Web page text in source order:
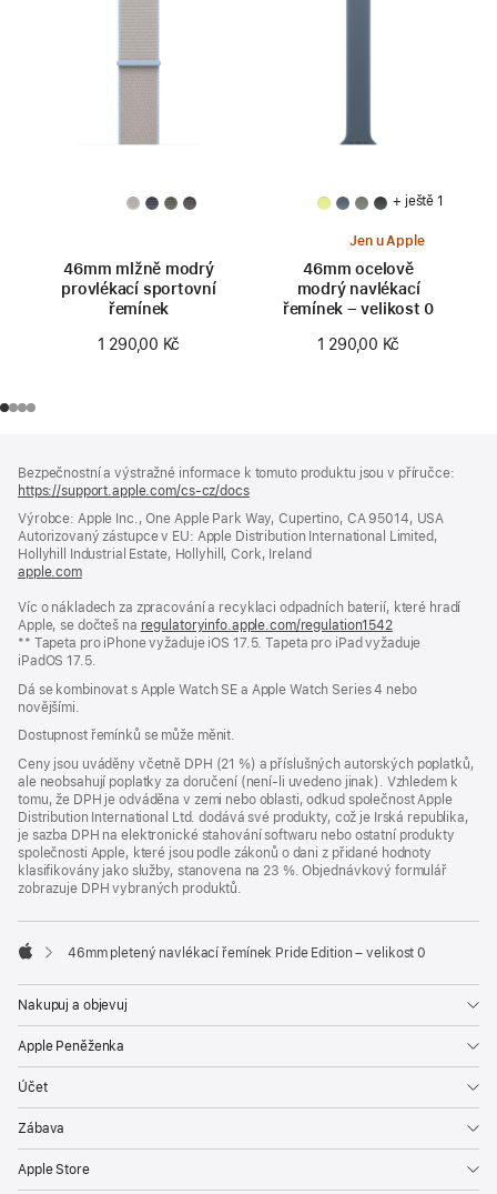
46mm mlžně modrý
provlékací sportovní
řemínek
1 290,00 Kč
+ ještě 1
Jen u Apple
46mm ocelově
modrý navlékací
řemínek – velikost 0
1 290,00 Kč
Bezpečnostní a výstražné informace k tomuto produktu jsou v příručce:
https://support.apple.com/cs-cz/docs(otevře
v novém
okně)
Výrobce: Apple Inc., One Apple Park Way, Cupertino, CA 95014, USA
Autorizovaný zástupce v EU: Apple Distribution International Limited,
Hollyhill Industrial Estate, Hollyhill, Cork, Ireland
apple.com(otevře
v novém
okně)
Víc o nákladech za zpracování a recyklaci odpadních baterií, které hradí
Apple, se dočteš na regulatoryinfo.apple.com/regulation1542(otevře
se
** Tapeta pro iPhone vyžaduje iOS 17.5. Tapeta pro iPad vyžaduje
iPadOS 17.5.
Dá se kombinovat s Apple Watch SE a Apple Watch Series 4 nebo
novějšími.
Dostupnost řemínků se může měnit.
Ceny jsou uváděny včetně DPH (21 %) a příslušných autorských poplatků,
ale neobsahují poplatky za doručení (není-li uvedeno jinak). Vzhledem k
tomu, že DPH je odváděna v zemi nebo oblasti, odkud společnost Apple
Distribution International Ltd. dodává své produkty, což je Irská republika,
je sazba DPH na elektronické stahování softwaru nebo ostatní produkty
společnosti Apple, které jsou podle zákonů o dani z přidané hodnoty
klasifikovány jako služby, stanovena na 23 %. Objednávkový formulář
zobrazuje DPH vybraných produktů.
46mm pletený navlékací řemínek Pride Edition – velikost 0
Nakupuj a objevuj
Apple Peněženka
Účet
Zábava
Apple Store